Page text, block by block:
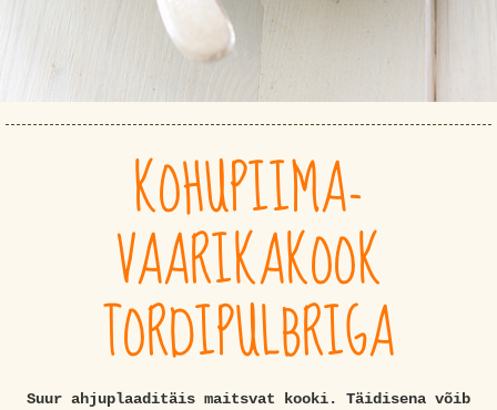
KOHUPIIMA-
VAARIKAKOOK
TORDIPULBRIGA
Suur ahjuplaaditäis maitsvat kooki. Täidisena võib